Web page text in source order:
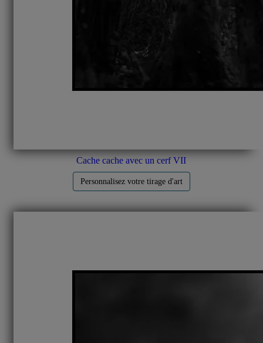
Cache cache avec un cerf VII
Personnalisez votre tirage d'art